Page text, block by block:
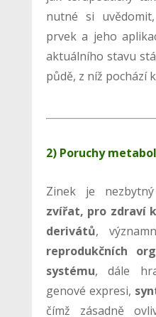
nutné si
prvek a jeho
aktuálního stavu
půdě, z níž pochází
2) Poruchy
Zinek je
zvířat, pro zdraví
derivátů,
reprodukčních
systému, dále
genové expresi,
čímž zásadně